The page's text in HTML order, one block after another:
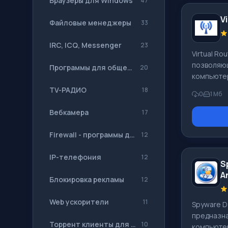
Файловые менеджеры 33
IRC, ICQ, Messenger 23
Программы для общения, мессенджеры 20
TV-РАДИО 18
Вебкамера 17
Firewall - программы для безопасности Windows 12
IP-телефония 12
Блокировка рекламы 12
Web ускорители 11
Торрент клиенты для Windows 10
вместе с
может
Virtual
plus и
0 1 Мб
Spyware